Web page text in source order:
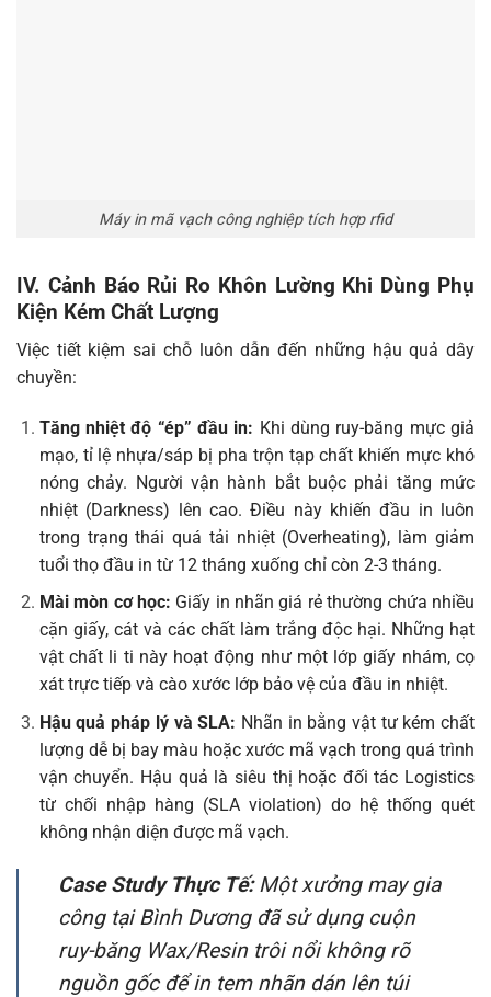
Máy in mã vạch công nghiệp tích hợp rfid
IV. Cảnh Báo Rủi Ro Khôn Lường Khi Dùng Phụ
Kiện Kém Chất Lượng
Việc tiết kiệm sai chỗ luôn dẫn đến những hậu quả dây
chuyền:
Tăng nhiệt độ “ép” đầu in: Khi dùng ruy-băng mực giả
mạo, tỉ lệ nhựa/sáp bị pha trộn tạp chất khiến mực khó
nóng chảy. Người vận hành bắt buộc phải tăng mức
nhiệt (Darkness) lên cao. Điều này khiến đầu in luôn
trong trạng thái quá tải nhiệt (Overheating), làm giảm
tuổi thọ đầu in từ 12 tháng xuống chỉ còn 2-3 tháng.
Mài mòn cơ học: Giấy in nhãn giá rẻ thường chứa nhiều
cặn giấy, cát và các chất làm trắng độc hại. Những hạt
vật chất li ti này hoạt động như một lớp giấy nhám, cọ
xát trực tiếp và cào xước lớp bảo vệ của đầu in nhiệt.
Hậu quả pháp lý và SLA: Nhãn in bằng vật tư kém chất
lượng dễ bị bay màu hoặc xước mã vạch trong quá trình
vận chuyển. Hậu quả là siêu thị hoặc đối tác Logistics
từ chối nhập hàng (SLA violation) do hệ thống quét
không nhận diện được mã vạch.
Case Study Thực Tế:Một xưởng may gia
công tại Bình Dương đã sử dụng cuộn
ruy-băng Wax/Resin trôi nổi không rõ
nguồn gốc để in tem nhãn dán lên túi